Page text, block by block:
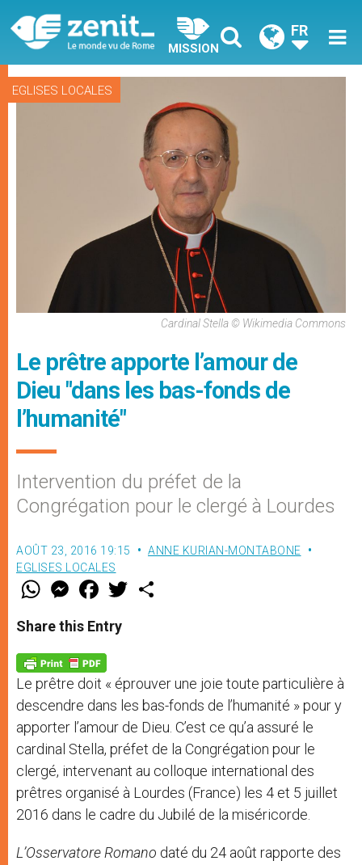
MISSION
FR
EGLISES LOCALES
Cardinal Stella © Wikimedia Commons
Le prêtre apporte l’amour de
Dieu "dans les bas-fonds de
l’humanité"
Intervention du préfet de la
Congrégation pour le clergé à Lourdes
AOÛT 23, 2016 19:15
ANNE KURIAN-MONTABONE
EGLISES LOCALES
W
t
s
p
p
M
e
s
e
g
e
r
F
a
e
b
o
k
w
Share this Entry
Le prêtre doit « éprouver une joie toute particulière à
descendre dans les bas-fonds de l’humanité » pour y
apporter l’amour de Dieu. C’est ce qu’a assuré le
cardinal Stella, préfet de la Congrégation pour le
clergé, intervenant au colloque international des
prêtres organisé à Lourdes (France) les 4 et 5 juillet
2016 dans le cadre du Jubilé de la miséricorde.
L’Osservatore Romano daté du 24 août rapporte des